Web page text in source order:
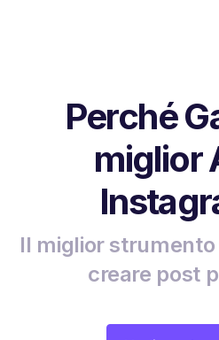
Perché
miglior
Il miglior
creare post